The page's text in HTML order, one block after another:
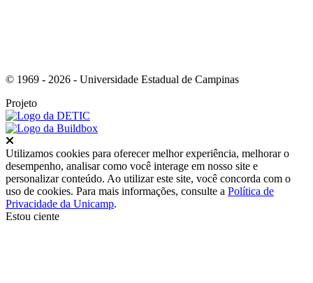
© 1969 - 2026 - Universidade Estadual de Campinas
Projeto
Utilizamos cookies para oferecer melhor experiência, melhorar o
desempenho, analisar como você interage em nosso site e
personalizar conteúdo. Ao utilizar este site, você concorda com o
uso de cookies. Para mais informações, consulte a Política de
Privacidade da Unicamp.
Estou ciente